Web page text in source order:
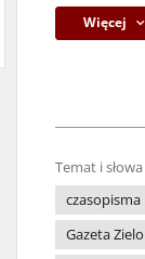
Więcej
Temat i
Gazeta